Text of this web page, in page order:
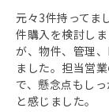
元々3件持ってま
件購入を検討し
が、物件、管理
ました。担当営
で、懸念点もし
と感じました。